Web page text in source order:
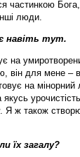
частинкою
люди.
навіть тут.
на
він для мене –
на
урочистість
Я ж також
їх загалу?